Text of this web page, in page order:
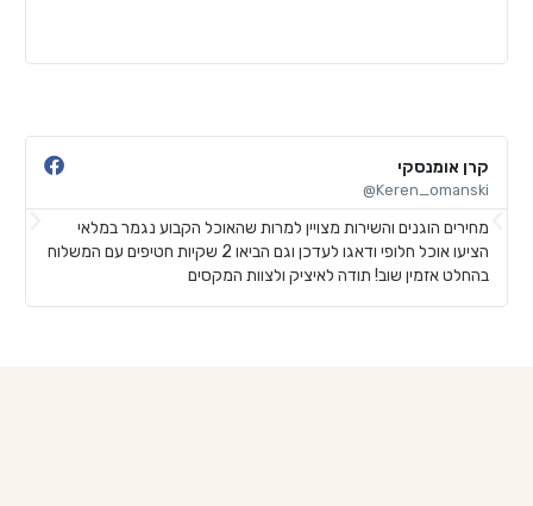
קרן אומנסקי
Keren_omanski@
מחירים הוגנים והשירות מצויין למרות שהאוכל הקבוע נגמר במלאי
הציעו אוכל חלופי ודאגו לעדכן וגם הביאו 2 שקיות חטיפים עם המשלוח
בהחלט אזמין שוב! תודה לאיציק ולצוות המקסים